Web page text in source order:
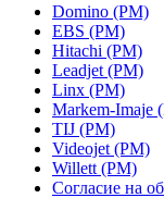
Domino (РМ)
EBS (РМ)
Hitachi (РМ)
Leadjet (РМ)
Linx (РМ)
Markem-Imaje
TIJ (РМ)
Videojet (РМ)
Willett (РМ)
Согласие на